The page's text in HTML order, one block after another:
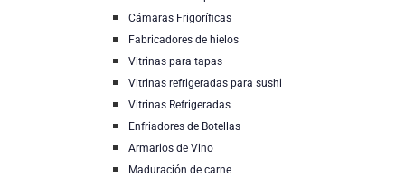
Cámaras Frigoríficas
Fabricadores de hielos
Vitrinas para tapas
Vitrinas refrigeradas para sushi
Vitrinas Refrigeradas
Enfriadores de Botellas
Armarios de Vino
Maduración de carne